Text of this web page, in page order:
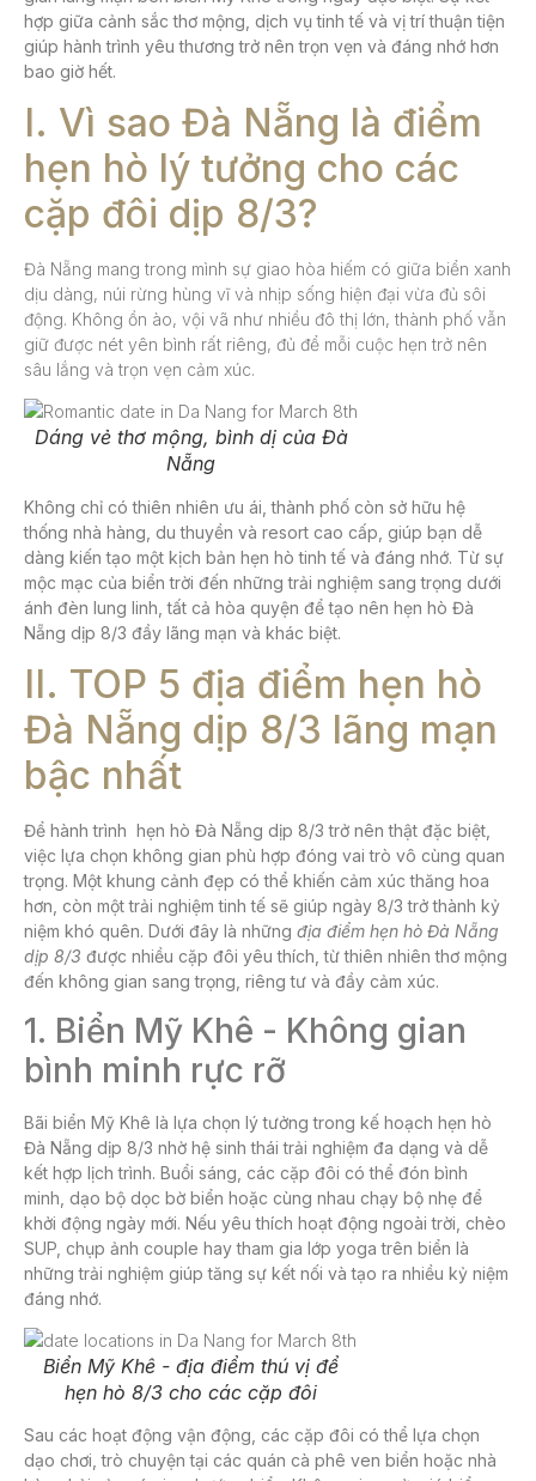
hợp giữa cảnh sắc thơ mộng, dịch vụ tinh tế và vị trí thuận tiện
giúp hành trình yêu thương trở nên trọn vẹn và đáng nhớ hơn
bao giờ hết.
I. Vì sao Đà Nẵng là điểm
hẹn hò lý tưởng cho các
cặp đôi dịp 8/3?
Đà Nẵng mang trong mình sự giao hòa hiếm có giữa biển xanh
dịu dàng, núi rừng hùng vĩ và nhịp sống hiện đại vừa đủ sôi
động. Không ồn ào, vội vã như nhiều đô thị lớn, thành phố vẫn
giữ được nét yên bình rất riêng, đủ để mỗi cuộc hẹn trở nên
sâu lắng và trọn vẹn cảm xúc.
Dáng vẻ thơ mộng, bình dị của Đà
Nẵng
Không chỉ có thiên nhiên ưu ái, thành phố còn sở hữu hệ
thống nhà hàng, du thuyền và resort cao cấp, giúp bạn dễ
dàng kiến tạo một kịch bản hẹn hò tinh tế và đáng nhớ. Từ sự
mộc mạc của biển trời đến những trải nghiệm sang trọng dưới
ánh đèn lung linh, tất cả hòa quyện để tạo nên hẹn hò Đà
Nẵng dịp 8/3 đầy lãng mạn và khác biệt.
II. TOP 5 địa điểm hẹn hò
Đà Nẵng dịp 8/3 lãng mạn
bậc nhất
Để hành trình hẹn hò Đà Nẵng dịp 8/3 trở nên thật đặc biệt,
việc lựa chọn không gian phù hợp đóng vai trò vô cùng quan
trọng. Một khung cảnh đẹp có thể khiến cảm xúc thăng hoa
hơn, còn một trải nghiệm tinh tế sẽ giúp ngày 8/3 trở thành kỷ
niệm khó quên. Dưới đây là những địa điểm hẹn hò Đà Nẵng
dịp 8/3 được nhiều cặp đôi yêu thích, từ thiên nhiên thơ mộng
đến không gian sang trọng, riêng tư và đầy cảm xúc.
1. Biển Mỹ Khê - Không gian
bình minh rực rỡ
Bãi biển Mỹ Khê là lựa chọn lý tưởng trong kế hoạch hẹn hò
Đà Nẵng dịp 8/3 nhờ hệ sinh thái trải nghiệm đa dạng và dễ
kết hợp lịch trình. Buổi sáng, các cặp đôi có thể đón bình
minh, dạo bộ dọc bờ biển hoặc cùng nhau chạy bộ nhẹ để
khởi động ngày mới. Nếu yêu thích hoạt động ngoài trời, chèo
SUP, chụp ảnh couple hay tham gia lớp yoga trên biển là
những trải nghiệm giúp tăng sự kết nối và tạo ra nhiều kỷ niệm
đáng nhớ.
Biển Mỹ Khê - địa điểm thú vị để
hẹn hò 8/3 cho các cặp đôi
Sau các hoạt động vận động, các cặp đôi có thể lựa chọn
dạo chơi, trò chuyện tại các quán cà phê ven biển hoặc nhà